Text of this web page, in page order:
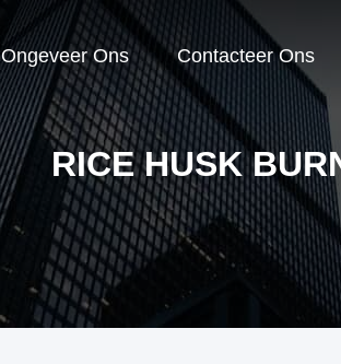
Ongeveer Ons Contacteer Ons
RICE HUSK